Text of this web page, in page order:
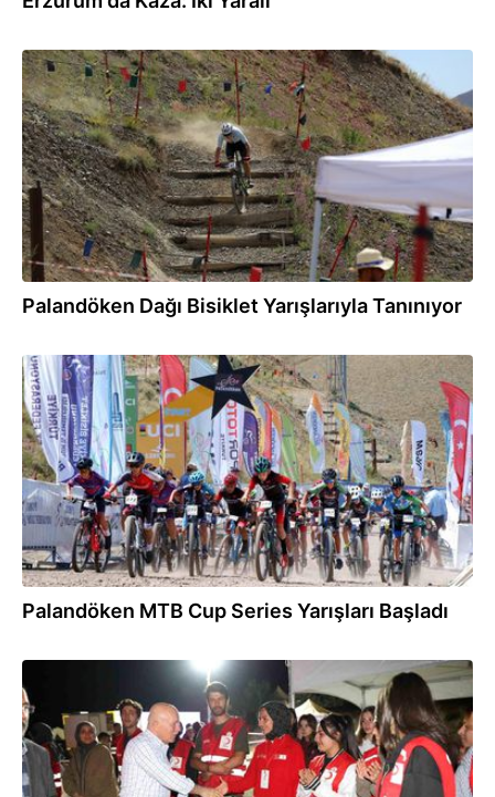
05.08.2025
Palandöken Dağı Bisiklet Yarışlarıyla Tanınıyor
03.08.2025
Palandöken MTB Cup Series Yarışları Başladı